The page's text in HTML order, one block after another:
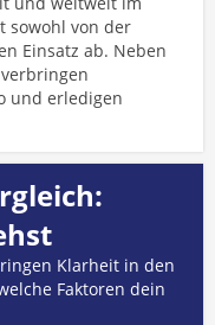
sowohl von der
Einsatz ab. Neben
und erledigen
Klarheit in den
Faktoren dein